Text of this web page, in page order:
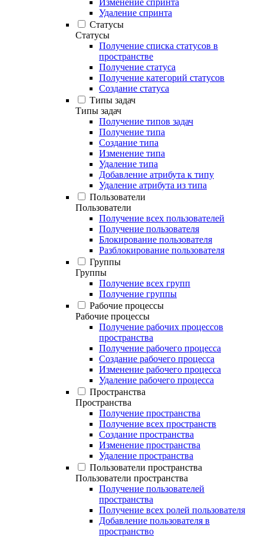
Изменение спринта
Удаление спринта
Статусы
Статусы
Получение списка статусов в
пространстве
Получение статуса
Получение категорий статусов
Создание статуса
Типы задач
Типы задач
Получение типов задач
Получение типа
Создание типа
Изменение типа
Удаление типа
Добавление атрибута к типу
Удаление атрибута из типа
Пользователи
Пользователи
Получение всех пользователей
Получение пользователя
Блокирование пользователя
Разблокирование пользователя
Группы
Группы
Получение всех групп
Получение группы
Рабочие процессы
Рабочие процессы
Получение рабочих процессов
пространства
Получение рабочего процесса
Создание рабочего процесса
Изменение рабочего процесса
Удаление рабочего процесса
Пространства
Пространства
Получение пространства
Получение всех пространств
Создание пространства
Изменение пространства
Удаление пространства
Пользователи пространства
Пользователи пространства
Получение пользователей
пространства
Получение всех ролей пользователя
Добавление пользователя в
пространство